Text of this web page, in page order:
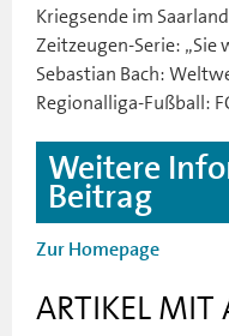
Kriegsende im
Zeitzeugen-Serie: „Sie
Sebastian Bach:
Regionalliga-Fußball:
Weitere
Beitrag
Zur Homepage
ARTIKEL MIT